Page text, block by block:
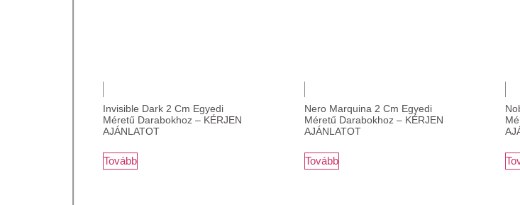
Invisible Dark 2 Cm Egyedi
Méretű Darabokhoz – KÉRJEN
AJÁNLATOT
Tovább
Nero Marquina 2 Cm Egyedi
Méretű Darabokhoz – KÉRJEN
AJÁNLATOT
Tovább